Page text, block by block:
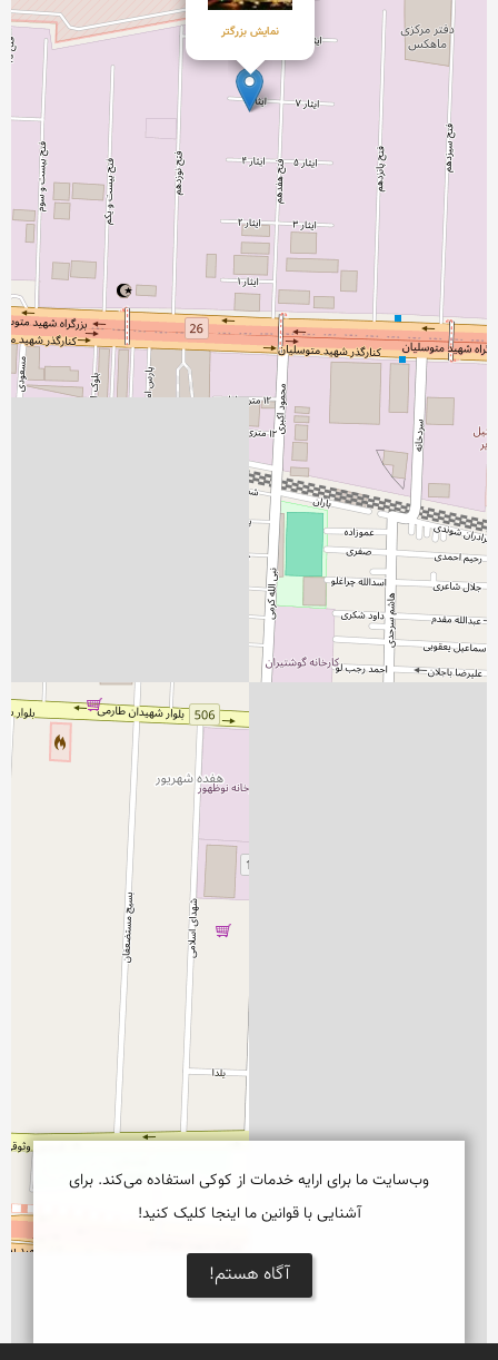
وب‌سایت ما برای ارایه خدمات از کوکی استفاده می‌کند. برای
آشنایی با قوانین ما اینجا کلیک کنید!
آگاه هستم!